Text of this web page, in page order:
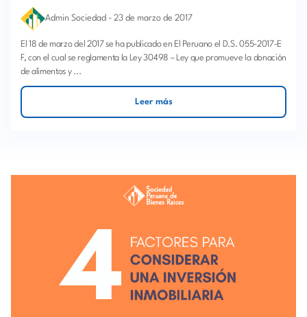
Admin Sociedad - 23 de marzo de 2017
El 18 de marzo del 2017 se ha publicado en El Peruano el D.S. 055-2017-E
F, con el cual se reglamenta la Ley 30498 – Ley que promueve la donación
de alimentos y ...
Leer más